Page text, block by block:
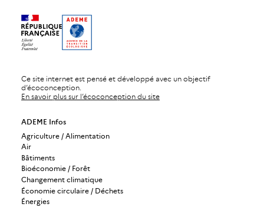
Ce site internet est pensé et développé avec un objectif
d’écoconception.
En savoir plus sur l’écoconception du site
ADEME Infos
Agriculture / Alimentation
Air
Bâtiments
Bioéconomie / Forêt
Changement climatique
Économie circulaire / Déchets
Énergies